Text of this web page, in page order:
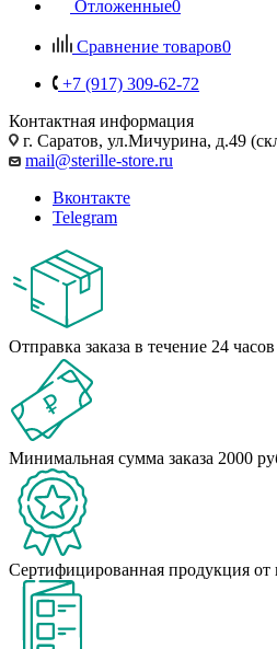
Отложенные0
Сравнение товаров0
+7 (917) 309-62-72
Контактная информация
г. Саратов, ул.Мичурина, д.49
mail@sterille-store.ru
Вконтакте
Telegram
Отправка заказа в течение 24
Минимальная сумма заказа 2000
Сертифицированная продукция от